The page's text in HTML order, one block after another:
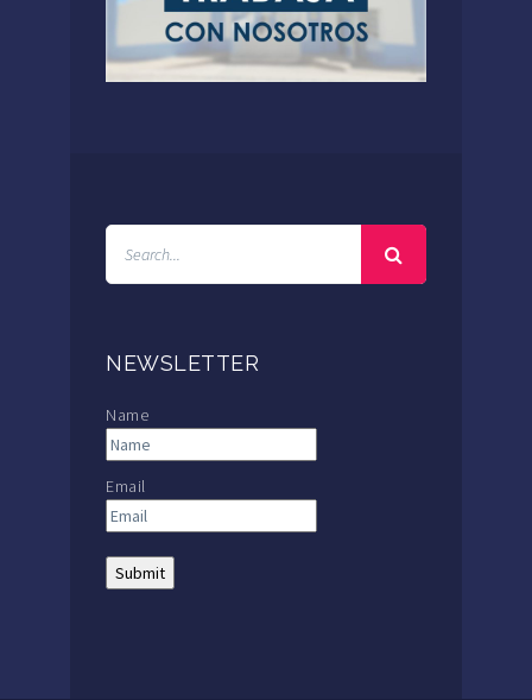
NEWSLETTER
Name
Email